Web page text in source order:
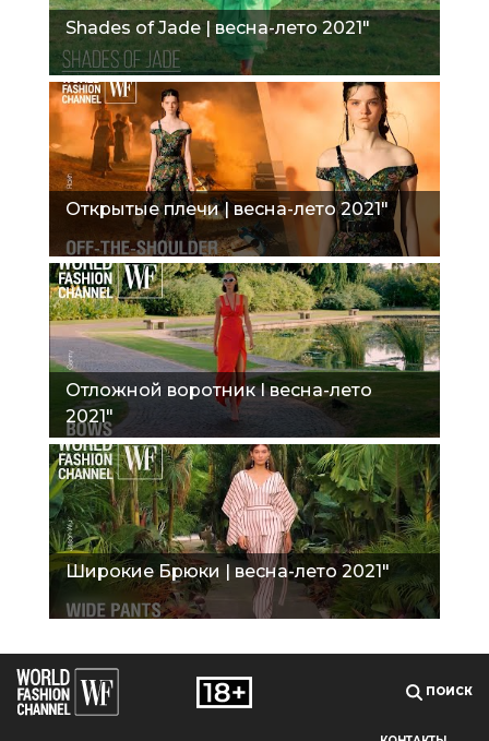
Shades of Jade | весна-лето 2021"
Открытые плечи | весна-лето 2021"
Отложной воротник I весна-лето
2021"
Широкие Брюки | весна-лето 2021"
ПОИСК